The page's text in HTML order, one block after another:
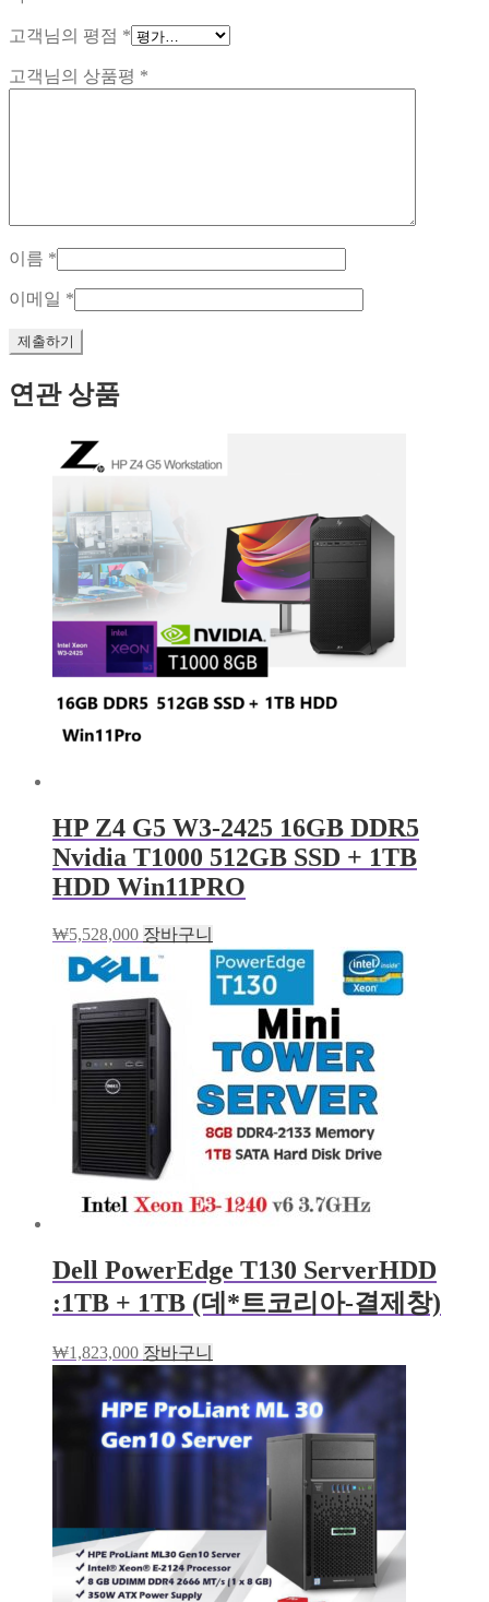
고객님의 평점 *
고객님의 상품평 *
이름 *
이메일 *
연관 상품
HP Z4 G5 W3-2425 16GB DDR5
Nvidia T1000 512GB SSD + 1TB
HDD Win11PRO
₩5,528,000 장바구니
Dell PowerEdge T130 ServerHDD
:1TB + 1TB (데*트코리아-결제창)
₩1,823,000 장바구니